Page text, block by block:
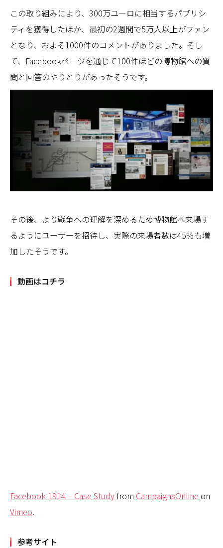
この取り組みにより、300万ユーロに相当するパブリシ
ティを獲得したほか、最初の2週間で5万人以上がファン
となり、およそ1000件のコメントがありました。そし
て、Facebookページを通じて100件ほどの博物館への質
問と回答のやりとりがあったそうです。
その後、より戦争への理解を深めるため博物館へ来場す
るようにユーザーを招待し、実際の来場者数は45％も増
加したそうです。
動画はコチラ
Facebook 1914 – Case Studyfrom CampaignsOnline on
Vimeo.
参考サイト